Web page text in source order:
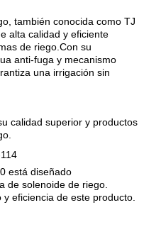
también conocida como TJ
alta calidad y eficiente
de riego.Con su
anti-fuga y mecanismo
una irrigación sin
calidad superior y productos
está diseñado
de solenoide de riego.
eficiencia de este producto.